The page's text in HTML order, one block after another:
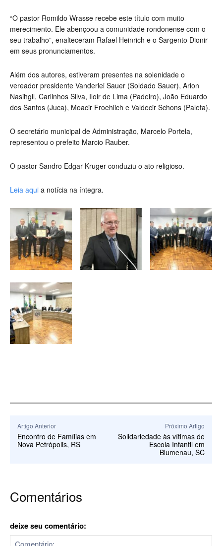
“O pastor Romildo Wrasse recebe este título com muito
merecimento. Ele abençoou a comunidade rondonense com o
seu trabalho”, enalteceram Rafael Heinrich e o Sargento Dionir
em seus pronunciamentos.
Além dos autores, estiveram presentes na solenidade o
vereador presidente Vanderlei Sauer (Soldado Sauer), Arion
Nasihgil, Carlinhos Silva, Iloir de Lima (Padeiro), João Eduardo
dos Santos (Juca), Moacir Froehlich e Valdecir Schons (Paleta).
O secretário municipal de Administração, Marcelo Portela,
representou o prefeito Marcio Rauber.
O pastor Sandro Edgar Kruger conduziu o ato religioso.
Leia aqui a notícia na íntegra.
Artigo Anterior
Encontro de Famílias em
Nova Petrópolis, RS
Próximo Artigo
Solidariedade às vítimas de
Escola Infantil em
Blumenau, SC
Comentários
deixe seu comentário: